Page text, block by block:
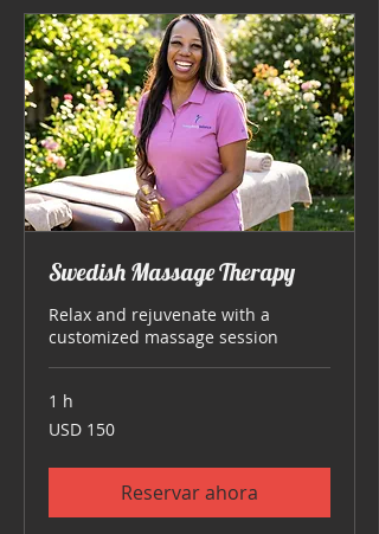
Swedish Massage Therapy
Relax and rejuvenate with a
customized massage session
1 h
150
dólares
USD 150
Reservar ahora